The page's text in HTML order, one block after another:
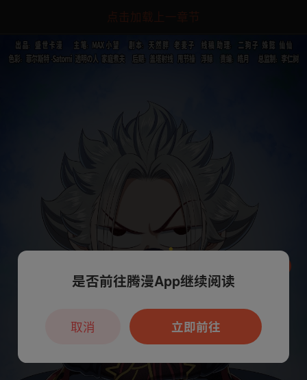
点击加载上一章节
本章节仅支持App阅读，可打开App新用
户7天免费看
是否前往腾漫App继续阅读
立即前往
取消